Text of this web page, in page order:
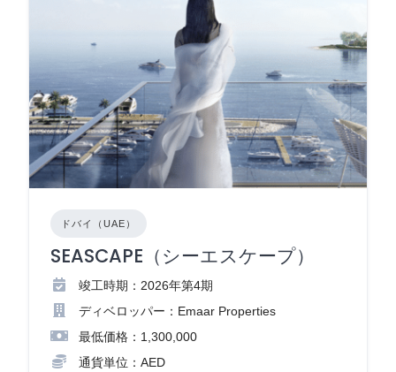
ドバイ（UAE）
SEASCAPE（シーエスケープ）
竣工時期：2026年第4期
ディベロッパー：Emaar Properties
最低価格：1,300,000
通貨単位：AED